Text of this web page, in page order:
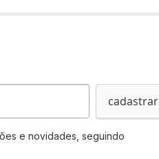
cadastrar
e novidades, seguindo